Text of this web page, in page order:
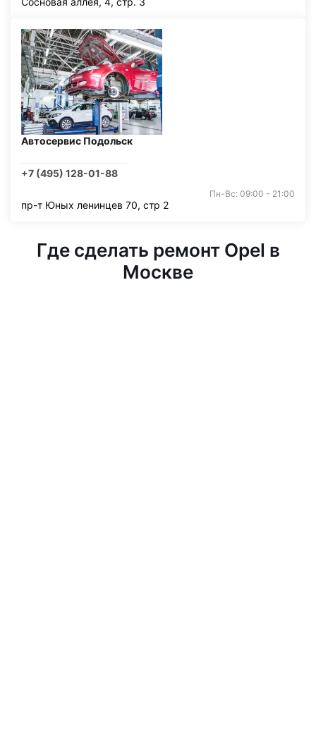
Автосервис Подольск
+7 (495) 128-01-88
Пн-Вс: 09:00 - 21:00
пр-т Юных ленинцев 70, стр 2
Где сделать ремонт Opel в
Москве